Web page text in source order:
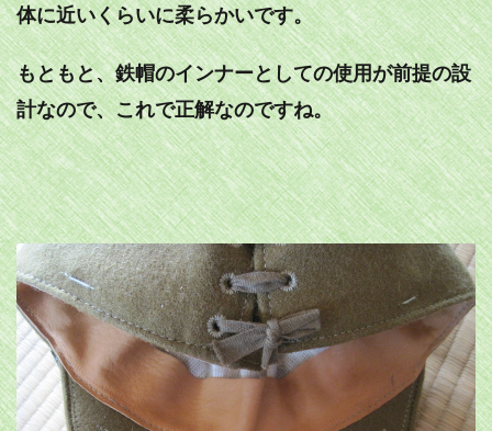
体に近いくらいに柔らかいです。
もともと、鉄帽のインナーとしての使用が前提の設
計なので、これで正解なのですね。